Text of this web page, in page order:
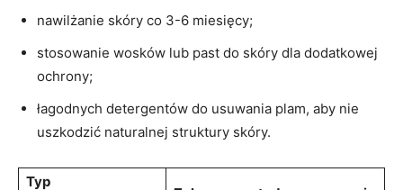
nawilżanie skóry ⁤co 3-6 miesięcy;
stosowanie wosków lub past ⁣do skóry dla dodatkowej
ochrony;
łagodnych‍ detergentów do‌ usuwania plam, ‍aby nie
uszkodzić naturalnej struktury ‌skóry.
Typ